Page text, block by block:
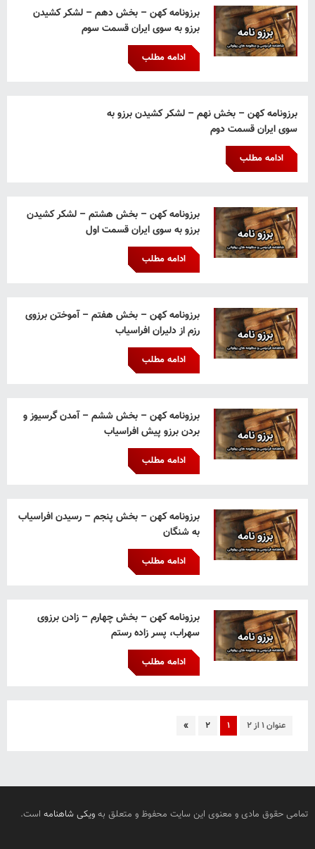
برزونامه کهن – بخش دهم – لشکر کشیدن
برزو به سوی ایران قسمت سوم
ادامه مطلب
برزونامه کهن – بخش نهم – لشکر کشیدن برزو به
سوی ایران قسمت دوم
ادامه مطلب
برزونامه کهن – بخش هشتم – لشکر کشیدن
برزو به سوی ایران قسمت اول
ادامه مطلب
برزونامه کهن – بخش هفتم – آموختن برزوی
رزم از دلیران افراسیاب
ادامه مطلب
برزونامه کهن – بخش ششم – آمدن گرسیوز و
بردن برزو پیش افراسیاب
ادامه مطلب
برزونامه کهن – بخش پنجم – رسیدن افراسیاب
به شنگان
ادامه مطلب
برزونامه کهن – بخش چهارم – زادن برزوی
سهراب، پسر زاده رستم
ادامه مطلب
عنوان ۱ از ۲ ۱ ۲ »
تمامی حقوق مادی و معنوی این سایت محفوظ و متعلق به ویکی شاهنامه است.